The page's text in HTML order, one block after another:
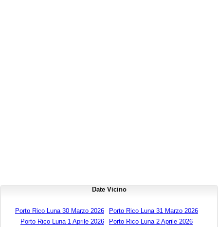
Date Vicino
Porto Rico Luna 30 Marzo 2026
Porto Rico Luna 31 Marzo 2026
Porto Rico Luna 1 Aprile 2026
Porto Rico Luna 2 Aprile 2026